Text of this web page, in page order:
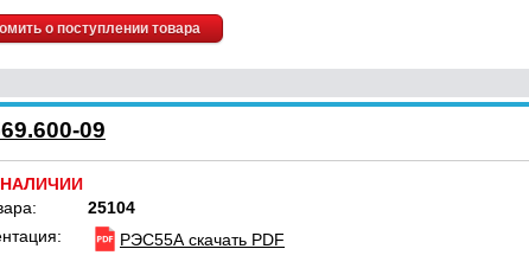
о поступлении товара
09
25104
РЭС55А скачать PDF